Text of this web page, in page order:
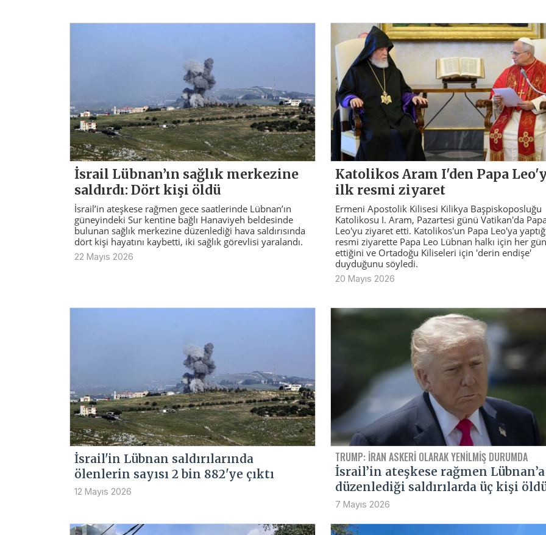
İsrail Lübnan’ın sağlık merkezine
saldırdı: Dört kişi öldü
İsrail’in ateşkese rağmen gece saatlerinde Lübnan’ın
güneyindeki Sur kentine bağlı Hanaviyeh beldesinde
bulunan sağlık merkezine düzenlediği hava saldırısında
dört kişi hayatını kaybetti, iki sağlık görevlisi yaralandı.
22 Mayıs 2026
Katolikos Aram I'den Papa
ilk resmi ziyaret
Ermeni Apostolik Kilisesi Kilikya Başpiskoposluğu
Katolikosu I. Aram, Pazartesi günü Vatikan'da
Leo'yu ziyaret etti. Katolikos'un Papa Leo'ya
resmi ziyarette Papa Leo Lübnan halkı için her
ettiğini ve Ortadoğu Kiliseleri için 'derin endişe'
duyduğunu söyledi.
20 Mayıs 2026
İsrail'in Lübnan saldırılarında
ölenlerin sayısı 2 bin 882'ye çıktı
12 Mayıs 2026
TRUMP: İRAN ASKERI OLARAK YENILMIŞ DURUMDA
İsrail’in ateşkese rağmen Lübnan’a
düzenlediği saldırılarda üç kişi
7 Mayıs 2026